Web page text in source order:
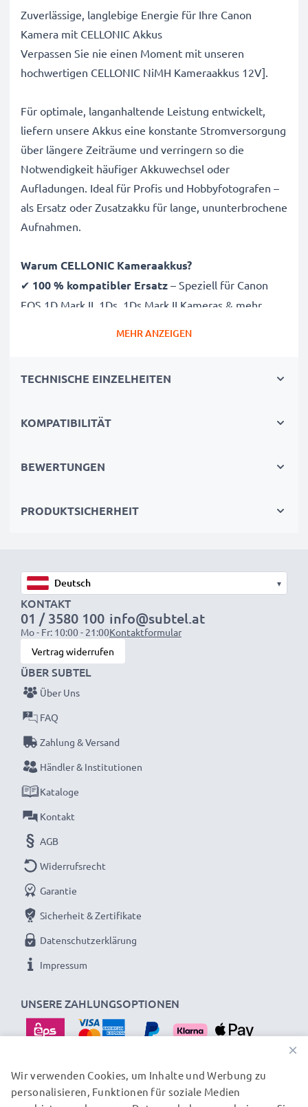
Zuverlässige, langlebige Energie für Ihre Canon
Kamera mit CELLONIC Akkus
Verpassen Sie nie einen Moment mit unseren
hochwertigen CELLONIC NiMH Kameraakkus 12V].
Für optimale, langanhaltende Leistung entwickelt,
liefern unsere Akkus eine konstante Stromversorgung
über längere Zeiträume und verringern so die
Notwendigkeit häufiger Akkuwechsel oder
Aufladungen. Ideal für Profis und Hobbyfotografen –
als Ersatz oder Zusatzakku für lange, ununterbrochene
Aufnahmen.
Warum CELLONIC Kameraakkus?
✔ 100 % kompatibler Ersatz – Speziell für Canon
EOS 1D Mark II, 1Ds, 1Ds Mark II Kameras & mehr
2000mAh bei 12V für ausgedehnte Fotosessions
Energie, längere Lebensdauer und hohe Effizienz
höchste Sicherheits- und Zuverlässigkeitsstandards
vollständig auf.
Jeder CELLONIC Akku wird streng geprüft, um
höchste Leistung und lange Lebensdauer zu
garantieren.
Jetzt bestellen – Schnelle Lieferung & 3 Jahren
Garantie!
MEHR ANZEIGEN
TECHNISCHE EINZELHEITEN
KOMPATIBILITÄT
BEWERTUNGEN
PRODUKTSICHERHEIT
▾
KONTAKT
01 / 3580 100
Mo - Fr: 10:00 - 21:00
info@subtel.at
Kontaktformular
Vertrag widerrufen
UNSERE ZAHLUNGSOPTIONEN
ÜBER SUBTEL
Über Uns
FAQ
Zahlung & Versand
Händler & Institutionen
Kataloge
Kontakt
AGB
Widerrufsrecht
Garantie
Sicherheit & Zertifikate
Datenschutzerklärung
Impressum
UNSERE VERSANDPARTNER
×
Wir verwenden Cookies, um Inhalte und Werbung zu
personalisieren, Funktionen für soziale Medien